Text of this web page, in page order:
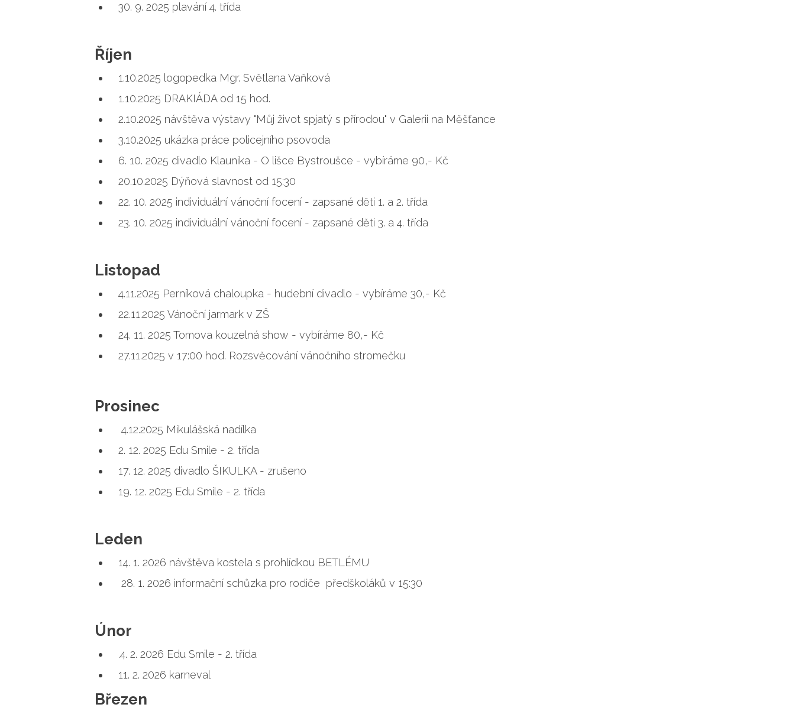
30. 9. 2025 plavání 4. třída
Říjen
1.10.2025 logopedka Mgr. Světlana Vaňková
1.10.2025 DRAKIÁDA od 15 hod.
2.10.2025 návštěva výstavy "Můj život spjatý s přírodou" v Galerii na Měšťance
3.10.2025 ukázka práce policejního psovoda
6. 10. 2025 divadlo Klaunika - O lišce Bystroušce - vybíráme 90,- Kč
20.10.2025 Dýňová slavnost od 15:30
22. 10. 2025 individuální vánoční focení - zapsané děti 1. a 2. třída
23. 10. 2025 individuální vánoční focení - zapsané děti 3. a 4. třída
Listopad
4.11.2025 Perníková chaloupka - hudební divadlo - vybíráme 30,- Kč
22.11.2025 Vánoční jarmark v ZŠ
24. 11. 2025 Tomova kouzelná show - vybíráme 80,- Kč
27.11.2025 v 17:00 hod. Rozsvěcování vánočního stromečku
Prosinec
4.12.2025 Mikulášská nadílka
2. 12. 2025 Edu Smile - 2. třída
17. 12. 2025 divadlo ŠIKULKA - zrušeno
19. 12. 2025 Edu Smile - 2. třída
Leden
14. 1. 2026 návštěva kostela s prohlídkou BETLÉMU
28. 1. 2026 informační schůzka pro rodiče předškoláků v 15:30
Únor
.4. 2. 2026 Edu Smile - 2. třída
11. 2. 2026 karneval
Březen